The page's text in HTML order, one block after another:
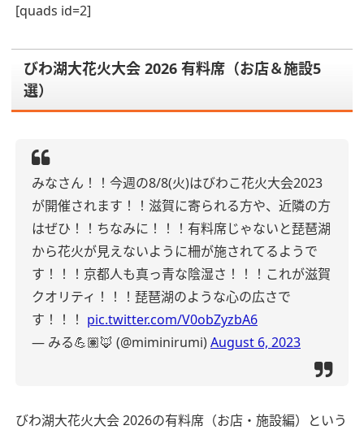
[quads id=2]
びわ湖大花火大会 2026 有料席（お店＆施設5
選）
みなさん！！今週の8/8(火)はびわこ花火大会2023
が開催されます！！ 滋賀に寄られる方や、近隣の方
はぜひ！！ ちなみに！！！有料席じゃないと琵琶湖
から花火が見えないように柵が施されてるようで
す！！！京都人も真っ青な陰湿さ！！！これが滋賀
クオリティ！！！琵琶湖のような心の広さで
す！！！ pic.twitter.com/V0obZyzbA6
— みる💪🏽🦊 (@miminirumi)August 6, 2023
びわ湖大花火大会 2026の有料席（お店・施設編）という